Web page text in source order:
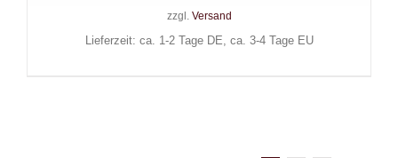
zzgl. Versand
Lieferzeit: ca. 1-2 Tage DE, ca. 3-4 Tage EU